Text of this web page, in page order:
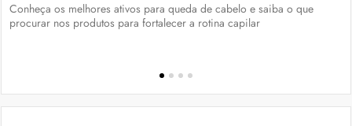
Conheça os melhores ativos para queda de cabelo e saiba o que
procurar nos produtos para fortalecer a rotina capilar